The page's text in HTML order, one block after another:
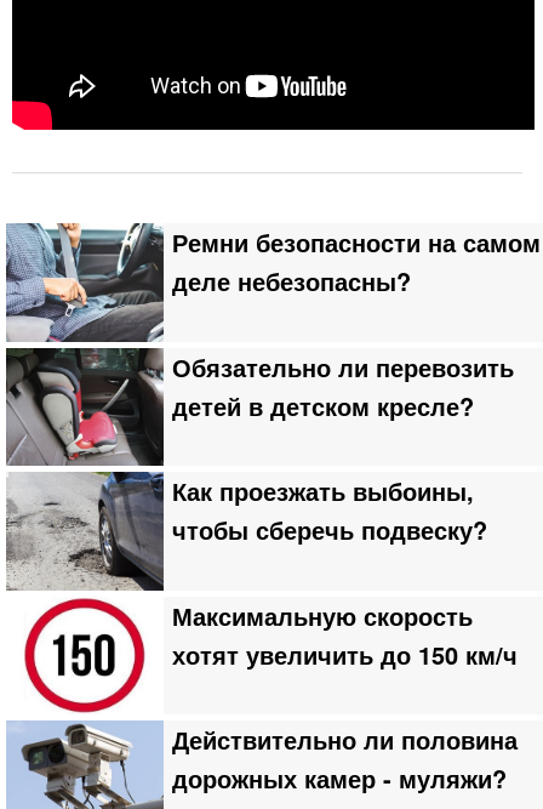
Ремни безопасности на самом
деле небезопасны?
Обязательно ли перевозить
детей в детском кресле?
Как проезжать выбоины,
чтобы сберечь подвеску?
Максимальную скорость
хотят увеличить до 150 км/ч
Действительно ли половина
дорожных камер - муляжи?